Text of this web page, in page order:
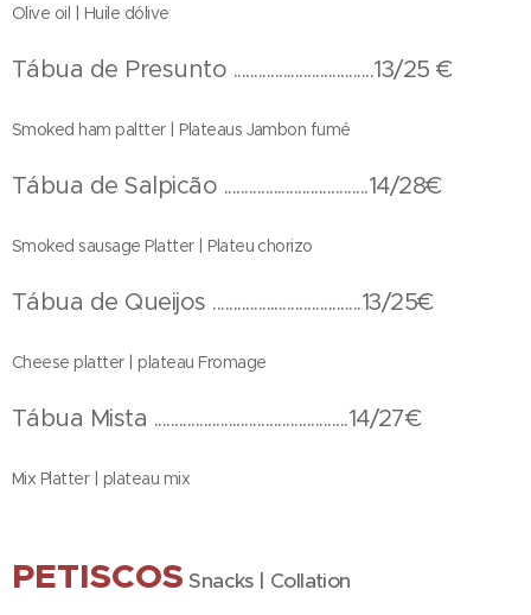
Olive oil | Huile dólive
Tábua de Presunto ..................................13/25 €
Smoked ham paltter | Plateaus Jambon fumé
Tábua de Salpicão ...................................14/28€
Smoked sausage Platter | Plateu chorizo
Tábua de Queijos ....................................13/25€
Cheese platter | plateau Fromage
Tábua Mista ...............................................14/27€
Mix Platter | plateau mix
PETISCOS Snacks | Collation